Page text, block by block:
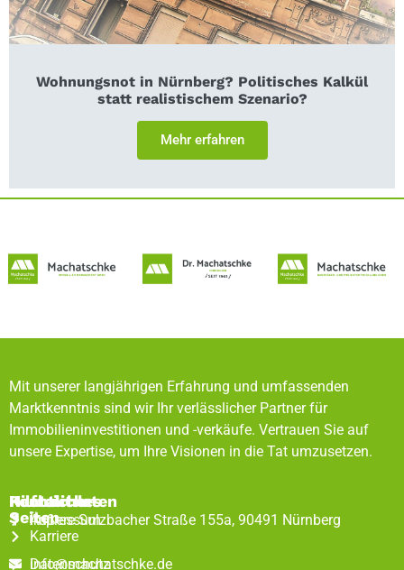
Wohnungsnot in Nürnberg? Politisches Kalkül
statt realistischem Szenario?
Mehr erfahren
Mit unserer langjährigen Erfahrung und umfassenden
Marktkenntnis sind wir Ihr verlässlicher Partner für
Immobilieninvestitionen und -verkäufe. Vertrauen Sie auf
unsere Expertise, um Ihre Visionen in die Tat umzusetzen.
Rechtliches
Impressum
Datenschutz
Hilfreiche
Seiten
Karriere
Kontaktdaten
Äußere Sulzbacher Straße 155a, 90491 Nürnberg
info@machatschke.de